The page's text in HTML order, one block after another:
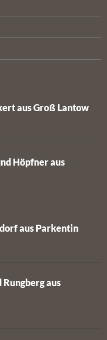
aus Groß Lantow
Höpfner aus
aus Parkentin
aus